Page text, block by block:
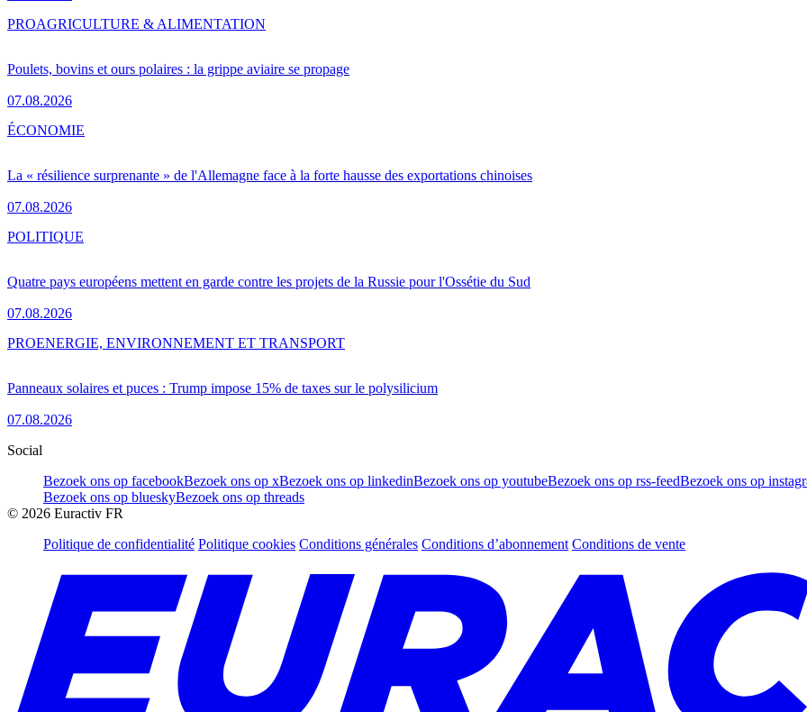
Poulets, bovins et ours polaires : la grippe aviaire se propage
07.08.2026
PROAGRICULTURE & ALIMENTATION
La « résilience surprenante » de l'Allemagne face à la forte hausse des exportations chinoises
07.08.2026
ÉCONOMIE
Quatre pays européens mettent en garde contre les projets de la Russie pour l'Ossétie du Sud
07.08.2026
POLITIQUE
Panneaux solaires et puces : Trump impose 15% de taxes sur le polysilicium
07.08.2026
PROENERGIE, ENVIRONNEMENT ET TRANSPORT
Social
Bezoek ons op facebookBezoek ons op xBezoek ons op linkedinBezoek ons op youtubeBezoek ons op rss-feedBezoek ons op
Bezoek ons op blueskyBezoek ons op threads
© 2026 Euractiv FR
Politique de confidentialité Politique cookies Conditions générales Conditions d’abonnement Conditions de vente